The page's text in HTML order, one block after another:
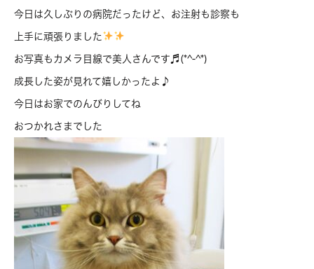
今日は久しぶりの病院だったけど、お注射も診察も
上手に頑張りました
お写真もカメラ目線で美人さんです♬(*^-^*)
成長した姿が見れて嬉しかったよ♪
今日はお家でのんびりしてね
おつかれさまでした